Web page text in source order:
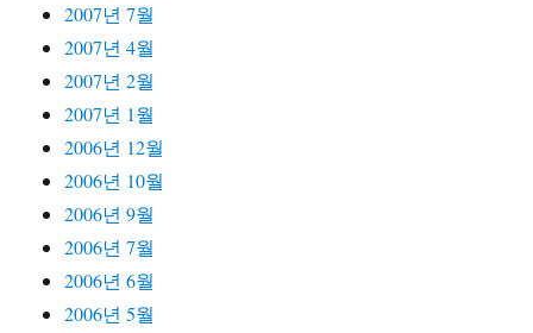
2007년 7월
2007년 4월
2007년 2월
2007년 1월
2006년 12월
2006년 10월
2006년 9월
2006년 7월
2006년 6월
2006년 5월